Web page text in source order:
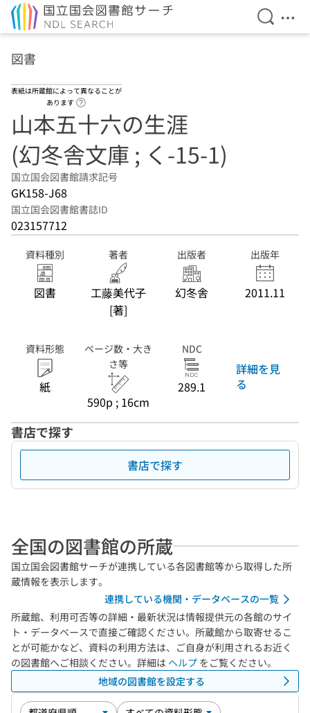
検索を
メ
図書
表紙は所蔵館によって異なることが
あります
山本五十六の生涯
(幻冬舎文庫 ; く-15-1)
国立国会図書館請求記号
GK158-J68
国立国会図書館書誌ID
023157712
資料種別
図書
著者
工藤美代子
[著]
出版者
幻冬舎
出版年
2011.11
資料形態
紙
ページ数・大き
さ等
590p ; 16cm
NDC
289.1
詳細を見
る
書店で探す
書店で探す
全国の図書館の所蔵
国立国会図書館サーチが連携している各図書館等から取得した所
蔵情報を表示します。
連携している機関・データベースの一覧
所蔵館、利用可否等の詳細・最新状況は情報提供元の各館のサイ
ト・データベースで直接ご確認ください。所蔵館から取寄せるこ
とが可能かなど、資料の利用方法は、ご自身が利用されるお近く
の図書館へご相談ください。詳細は ヘルプ をご覧ください。
地域の図書館を設定する